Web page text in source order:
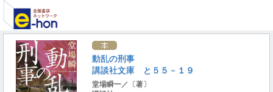
動乱の刑事
講談社文庫 と５５－１９
堂場瞬一／〔著〕